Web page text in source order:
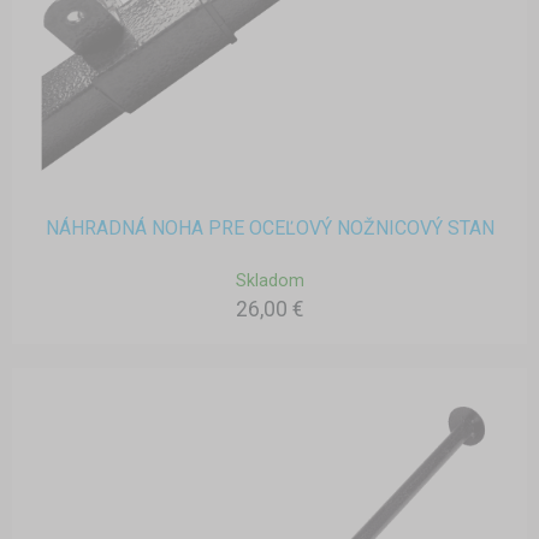
NÁHRADNÁ NOHA PRE OCEĽOVÝ NOŽNICOVÝ STAN
Skladom
26,00 €